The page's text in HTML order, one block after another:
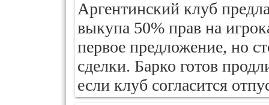
Аргентинский клуб
выкупа 50% прав на
первое предложение, но
сделки. Барко готов
если клуб согласится